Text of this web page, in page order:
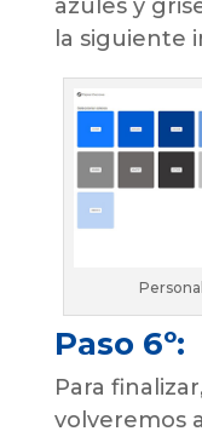
azules y
la siguiente
Paso 6º:
Para
volveremos